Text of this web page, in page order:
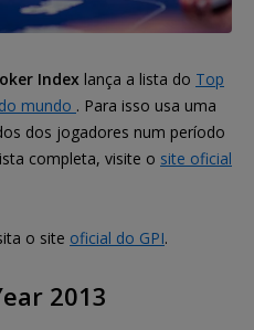
Index lança a lista do Top
mundo . Para isso usa uma
dos jogadores num período
completa, visite o site oficial
o site oficial do GPI.
2013